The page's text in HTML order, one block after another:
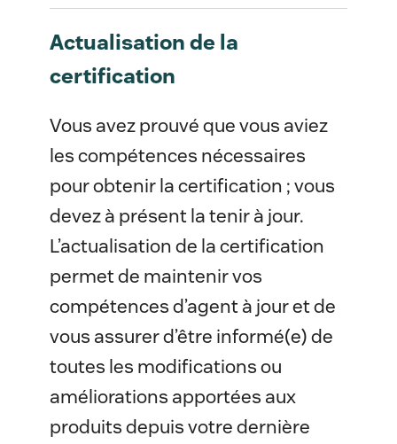
Actualisation de la
certification
Vous avez prouvé que vous aviez
les compétences nécessaires
pour obtenir la certification ; vous
devez à présent la tenir à jour.
L’actualisation de la certification
permet de maintenir vos
compétences d’agent à jour et de
vous assurer d’être informé(e) de
toutes les modifications ou
améliorations apportées aux
produits depuis votre dernière